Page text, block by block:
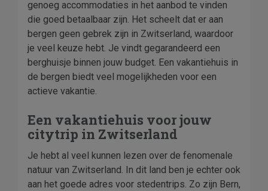
genoeg accommodaties in het aanbod te vinden
die goed betaalbaar zijn. Het scheelt dat er aan
bergen geen gebrek zijn in Zwitserland, waardoor
je veel keuze hebt. Je vindt gegarandeerd een
berghuisje binnen jouw budget. Een vakantiehuis in
de bergen biedt veel mogelijkheden voor een
actieve vakantie.
Een vakantiehuis voor jouw
citytrip in Zwitserland
Je hebt al veel kunnen lezen over de fenomenale
natuur van Zwitserland. In dit land ben je echter ook
aan het goede adres voor stedentrips. Zo zijn Bern,